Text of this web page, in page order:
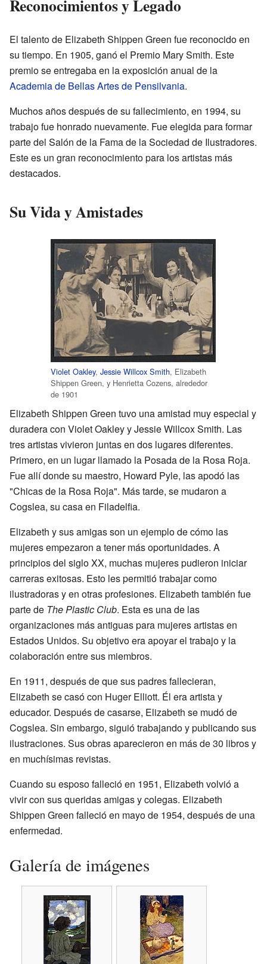
Reconocimientos y Legado
El talento de Elizabeth Shippen Green fue reconocido en
su tiempo. En 1905, ganó el Premio Mary Smith. Este
premio se entregaba en la exposición anual de la
Academia de Bellas Artes de Pensilvania.
Muchos años después de su fallecimiento, en 1994, su
trabajo fue honrado nuevamente. Fue elegida para formar
parte del Salón de la Fama de la Sociedad de Ilustradores.
Este es un gran reconocimiento para los artistas más
destacados.
Su Vida y Amistades
Violet Oakley, Jessie Willcox Smith, Elizabeth
Shippen Green, y Henrietta Cozens, alrededor
de 1901
Elizabeth Shippen Green tuvo una amistad muy especial y
duradera con Violet Oakley y Jessie Willcox Smith. Las
tres artistas vivieron juntas en dos lugares diferentes.
Primero, en un lugar llamado la Posada de la Rosa Roja.
Fue allí donde su maestro, Howard Pyle, las apodó las
"Chicas de la Rosa Roja". Más tarde, se mudaron a
Cogslea, su casa en Filadelfia.
Elizabeth y sus amigas son un ejemplo de cómo las
mujeres empezaron a tener más oportunidades. A
principios del siglo XX, muchas mujeres pudieron iniciar
carreras exitosas. Esto les permitió trabajar como
ilustradoras y en otras profesiones. Elizabeth también fue
parte de The Plastic Club. Esta es una de las
organizaciones más antiguas para mujeres artistas en
Estados Unidos. Su objetivo era apoyar el trabajo y la
colaboración entre sus miembros.
En 1911, después de que sus padres fallecieran,
Elizabeth se casó con Huger Elliott. Él era artista y
educador. Después de casarse, Elizabeth se mudó de
Cogslea. Sin embargo, siguió trabajando y publicando sus
ilustraciones. Sus obras aparecieron en más de 30 libros y
en muchísimas revistas.
Cuando su esposo falleció en 1951, Elizabeth volvió a
vivir con sus queridas amigas y colegas. Elizabeth
Shippen Green falleció en mayo de 1954, después de una
enfermedad.
Galería de imágenes